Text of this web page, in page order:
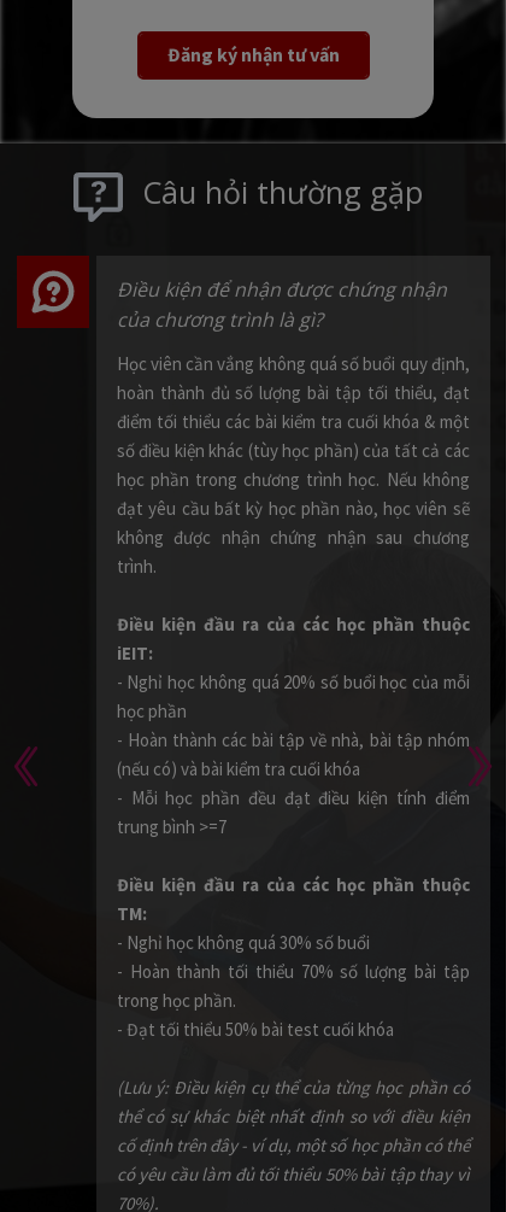
Đăng ký nhận tư vấn
Chính sách học bù của các học phần thuộc
iEIT:
- Học viên có thể học bù tối đa 01 buổi vào khóa
sau hoặc iEIT sẽ cung cấp record bài giảng để
xem và truy cập trong 01 tháng (trong trường
hợp học viên có thông báo xin nghỉ với quản lý
kiểm tra trong vòng 01 tháng vẫn sẽ được tính
là đạt.
Chính sách học bù của các học phần thuộc
TM:
Học viên được học bù tối đa 2 buổi (đối với các
khoá từ 6 buổi trở lên) và 1 buổi đối với các khoá
có 4 buổi học. Học bù sẽ học cùng khoá sau, dự
tháng. Thời hạn học bù tương ứng với 2 lần khai
giảng của khoá tiếp theo (sau khoá học viên
theo học).
Trong điều kiện bất khả kháng tôi buộc
phải vắng mặt trong một trong các
buổi học thì tôi có thể được học bù
không?
Câu hỏi thường gặp